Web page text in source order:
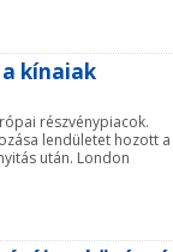
a kínaiak
részvénypiacok.
lendületet hozott a
után. London